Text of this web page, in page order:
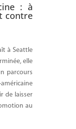
: à
contre
à Seattle
elle
parcours
de laisser
au